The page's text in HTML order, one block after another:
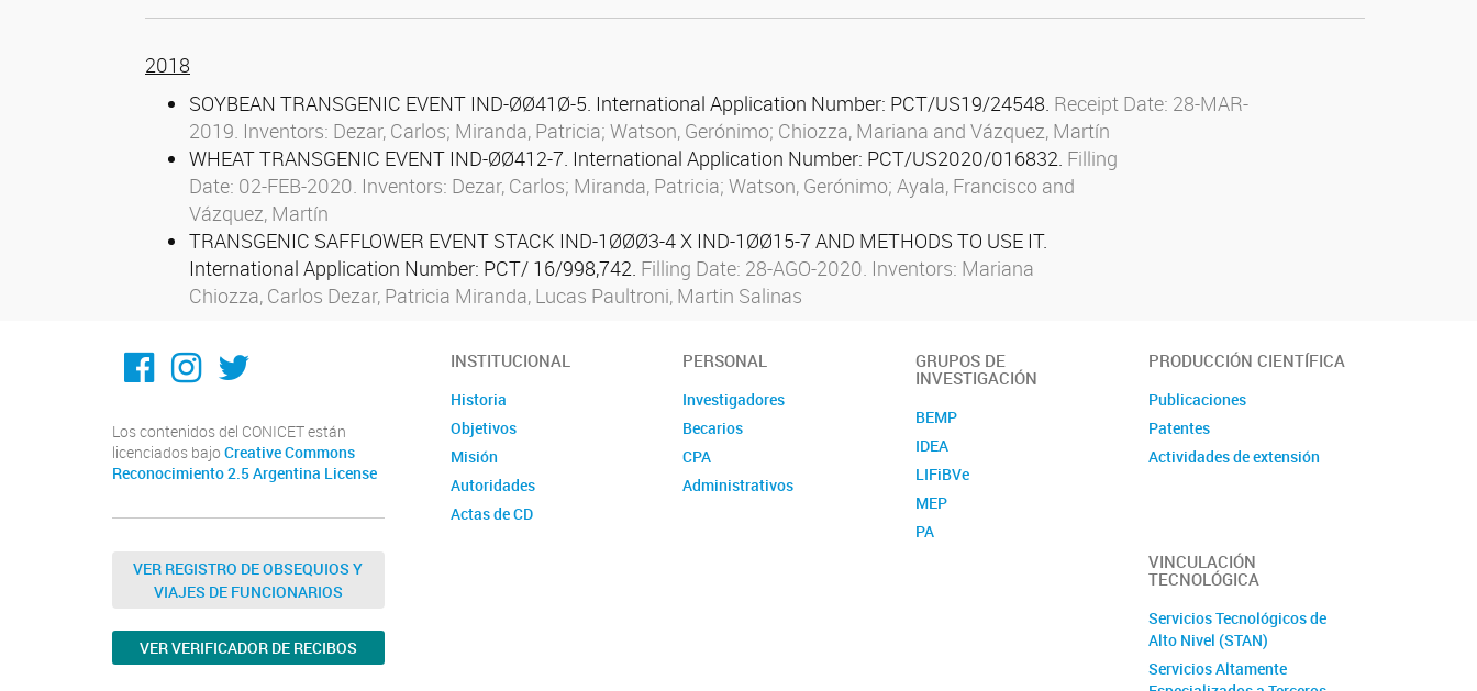
2018
SOYBEAN TRANSGENIC EVENT IND-ØØ41Ø-5. International Application Number: PCT/US19/24548. Receipt Date: 28-MAR-
2019. Inventors: Dezar, Carlos; Miranda, Patricia; Watson, Gerónimo; Chiozza, Mariana and Vázquez, Martín
WHEAT TRANSGENIC EVENT IND-ØØ412-7. International Application Number: PCT/US2020/016832. Filling
Date: 02-FEB-2020. Inventors: Dezar, Carlos; Miranda, Patricia; Watson, Gerónimo; Ayala, Francisco and
Vázquez, Martín
TRANSGENIC SAFFLOWER EVENT STACK IND-1ØØØ3-4 X IND-1ØØ15-7 AND METHODS TO USE IT.
International Application Number: PCT/ 16/998,742. Filling Date: 28-AGO-2020. Inventors: Mariana
Chiozza, Carlos Dezar, Patricia Miranda, Lucas Paultroni, Martin Salinas
@ICiAgroLitoral
@iciagro_litoral
@ICIAGRO_LITORAL
Los contenidos del CONICET están
licenciados bajo Creative Commons
Reconocimiento 2.5 Argentina License
VER REGISTRO DE OBSEQUIOS Y
VIAJES DE FUNCIONARIOS
VER VERIFICADOR DE RECIBOS
INSTITUCIONAL
Historia
Objetivos
Misión
Autoridades
Actas de CD
PERSONAL
Investigadores
Becarios
CPA
Administrativos
GRUPOS DE
INVESTIGACIÓN
BEMP
IDEA
LIFiBVe
MEP
PA
PRODUCCIÓN CIENTÍFICA
Publicaciones
Patentes
Actividades de extensión
VINCULACIÓN
TECNOLÓGICA
Servicios Tecnológicos de
Alto Nivel (STAN)
Servicios Altamente